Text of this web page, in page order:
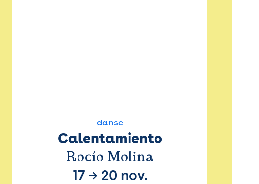
danse
Calentamiento
Rocío Molina
17 → 20 nov.